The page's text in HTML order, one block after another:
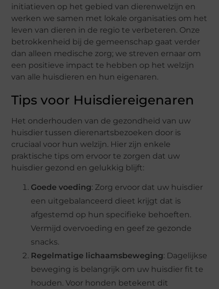
initiatieven op het gebied van dierenwelzijn en
werken we samen met lokale organisaties om het
leven van dieren in de regio te verbeteren. Onze
betrokkenheid bij de gemeenschap gaat verder
dan alleen medische zorg; we streven ernaar om
een positieve impact te hebben op het welzijn
van alle huisdieren en hun eigenaren.
Tips voor Huisdiereigenaren
Het onderhouden van de gezondheid van uw
huisdier tussen dierenartsbezoeken door is
cruciaal voor hun welzijn. Hier zijn enkele
praktische tips om ervoor te zorgen dat uw
huisdier gezond en gelukkig blijft:
Goede voeding: Zorg ervoor dat uw huisdier
een uitgebalanceerd dieet krijgt dat is
afgestemd op hun specifieke behoeften.
Vermijd overvoeding en geef ze gezonde
snacks.
Regelmatige lichaamsbeweging: Dagelijkse
beweging is belangrijk om uw huisdier fit te
houden. Voor honden betekent dit